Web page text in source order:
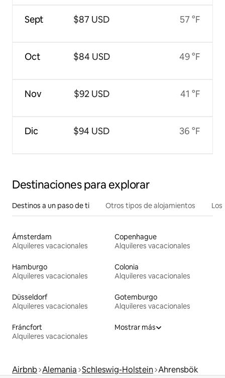
Sept
Oct
Nov
Dic
$87 USD
$84 USD
$92 USD
$94 USD
57 °F
49 °F
41 °F
36 °F
Destinaciones para explorar
Destinos a un paso de ti Otros tipos de alojamientos
Ámsterdam
Alquileres vacacionales
Copenhague
Alquileres vacacionales
Hamburgo
Alquileres vacacionales
Colonia
Alquileres vacacionales
Düsseldorf
Alquileres vacacionales
Gotemburgo
Alquileres vacacionales
Fráncfort
Alquileres vacacionales
Mostrar más
Airbnb Alemania Schleswig-Holstein Ahrensbök